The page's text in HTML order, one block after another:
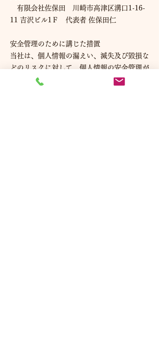
有限会社佐保田 川崎市高津区溝口1-16-
11 吉沢ビル1Ｆ 代表者 佐保田仁
安全管理のために講じた措置
当社は、個人情報の漏えい、滅失及び毀損な
どのリスクに対して、個人情報の安全管理が
図られるよう、必要かつ適切な措置を講じて